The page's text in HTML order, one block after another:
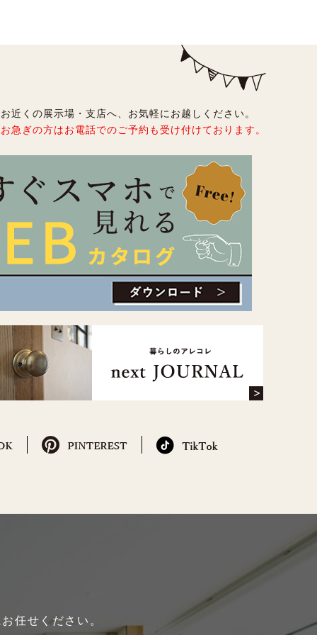
お近くの展示場・支店へ、お気軽にお越しください。
お急ぎの方はお電話でのご予約も受け付けております。
任せください。